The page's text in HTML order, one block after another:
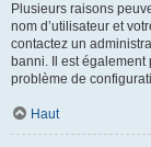
Plusieurs raisons
nom d’utilisateur et
contactez un
banni. Il est
problème de
Haut